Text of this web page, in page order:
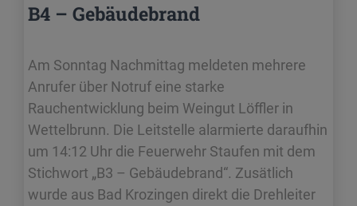
B4 – Gebäudebrand
Am Sonntag Nachmittag meldeten mehrere
Anrufer über Notruf eine starke
Rauchentwicklung beim Weingut Löffler in
Wettelbrunn. Die Leitstelle alarmierte daraufhin
um 14:12 Uhr die Feuerwehr Staufen mit dem
Stichwort „B3 – Gebäudebrand“. Zusätlich
wurde aus Bad Krozingen direkt die Drehleiter